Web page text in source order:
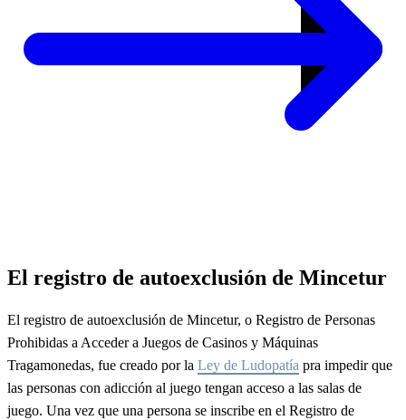
El registro de autoexclusión de Mincetur
El registro de autoexclusión de Mincetur, o Registro de Personas
Prohibidas a Acceder a Juegos de Casinos y Máquinas
Tragamonedas, fue creado por la Ley de Ludopatía pra impedir que
las personas con adicción al juego tengan acceso a las salas de
juego. Una vez que una persona se inscribe en el Registro de